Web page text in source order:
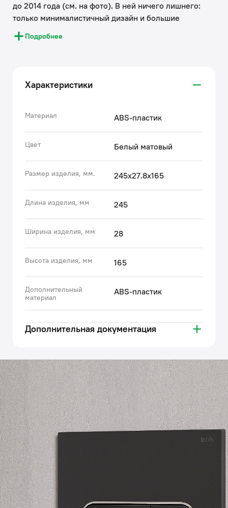
до 2014 года (см. на фото). В ней ничего лишнего:
только минималистичный дизайн и большие
прямоугольные кнопки. Плоская и эстетичная
клавиша смыва займет пространство размером не
крану открытия-закрытия воды и обслуживания
арматуры. Модель представлена в нескольких
• На матовой поверхности клавиши IDDIS® не
уборку.
• Клавиша смыва IDDIS® прослужит дольше
благодаря прочному и износостойкому пластику и
надежному креплению рамки на шурупы.
• Технология двухрежимного смыва (малым или
большим объемом) обеспечивает ощутимую
(с) Авторский текст, апрель 2022 г.
Подробнее
Характеристики
Материал ABS-пластик
Цвет Белый матовый
Размер изделия, мм. 245x27.8x165
Длина изделия, мм 245
Ширина изделия, мм 28
Высота изделия, мм 165
Дополнительный
материал
ABS-пластик
Дополнительная документация